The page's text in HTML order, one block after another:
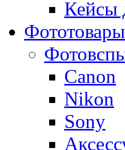
Кейсы
Фототовары
Canon
Nikon
Sony